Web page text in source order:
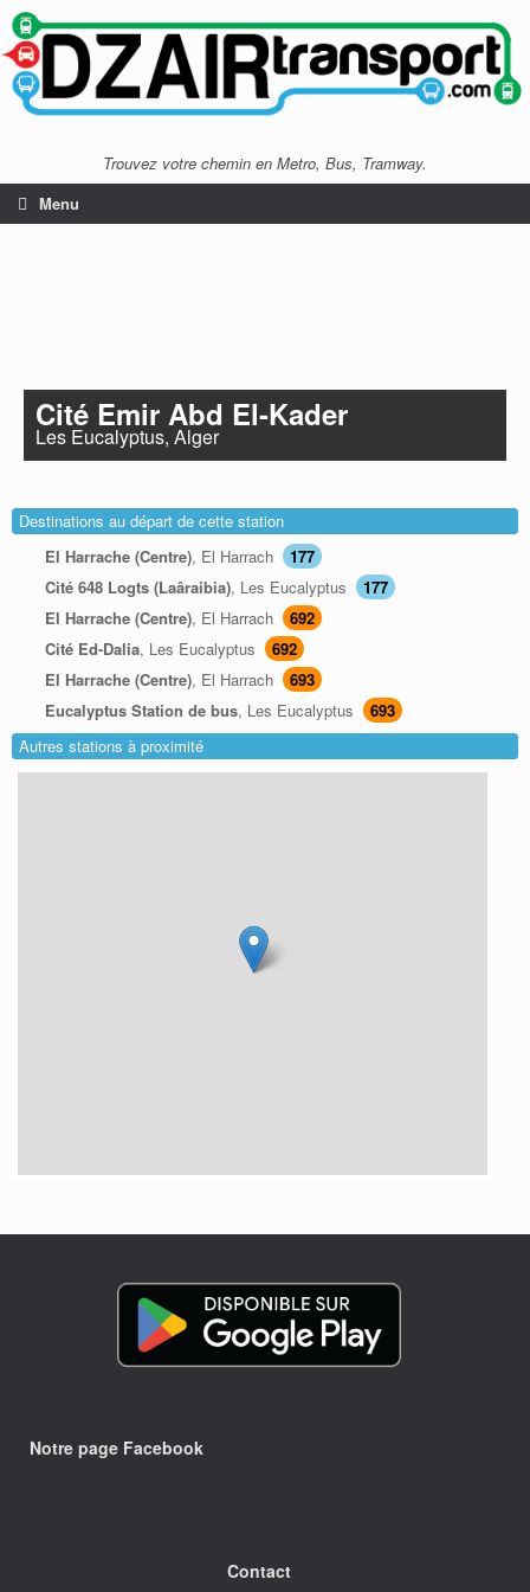
Trouvez votre chemin en Metro, Bus, Tramway.
Menu
Cité Emir Abd El-Kader
Les Eucalyptus, Alger
Destinations au départ de cette station
El Harrache (Centre), El Harrach
177
Cité 648 Logts (Laâraibia), Les Eucalyptus
177
El Harrache (Centre), El Harrach
692
Cité Ed-Dalia, Les Eucalyptus
692
El Harrache (Centre), El Harrach
693
Eucalyptus Station de bus, Les Eucalyptus
693
Autres stations à proximité
Notre page Facebook
Contact